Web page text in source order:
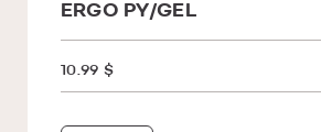
ERGO PY/GEL
10.99 $